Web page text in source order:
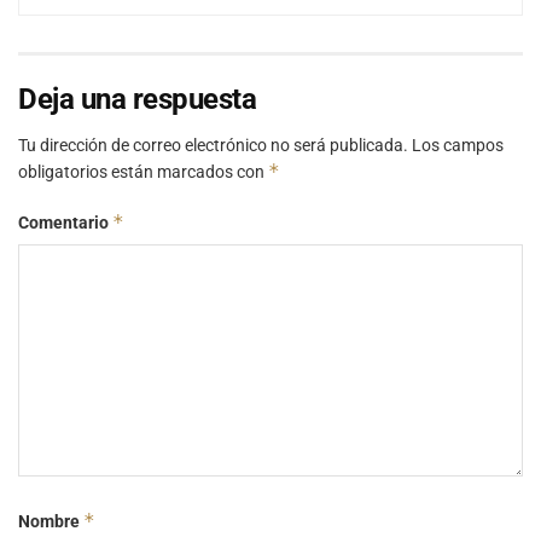
Deja una respuesta
Tu dirección de correo electrónico no será publicada. Los campos
obligatorios están marcados con *
Comentario *
Nombre *